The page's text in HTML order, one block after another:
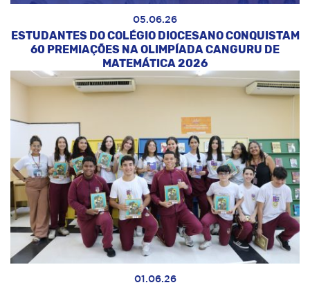
05.06.26
ESTUDANTES DO COLÉGIO DIOCESANO CONQUISTAM
60 PREMIAÇÕES NA OLIMPÍADA CANGURU DE
MATEMÁTICA 2026
01.06.26